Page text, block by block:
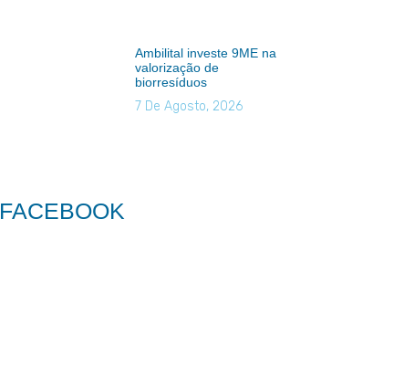
Ambilital investe 9ME na
valorização de
biorresíduos
7 De Agosto, 2026
FACEBOOK